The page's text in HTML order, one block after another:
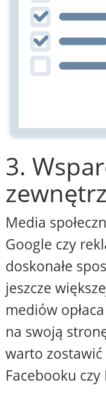
3.
Media
Google czy
doskonałe
jeszcze
mediów
na swoją
warto
Facebooku